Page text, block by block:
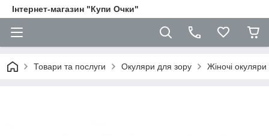
Iнтернет-магазин "Купи Очки"
Товари та послуги Окуляри для зору Жіночі